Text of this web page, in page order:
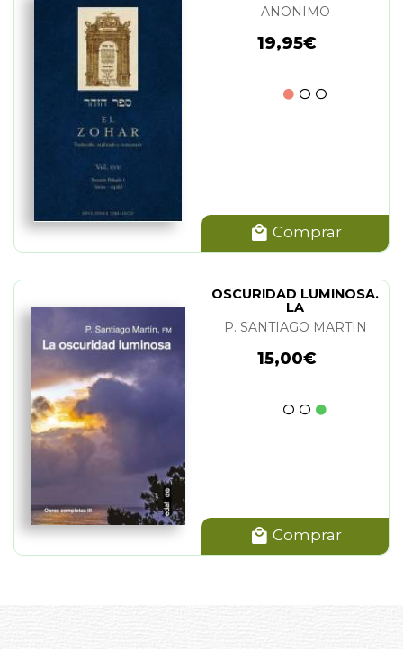
ANONIMO
19,95€
Comprar
OSCURIDAD LUMINOSA.
LA
P. SANTIAGO MARTIN
15,00€
Comprar